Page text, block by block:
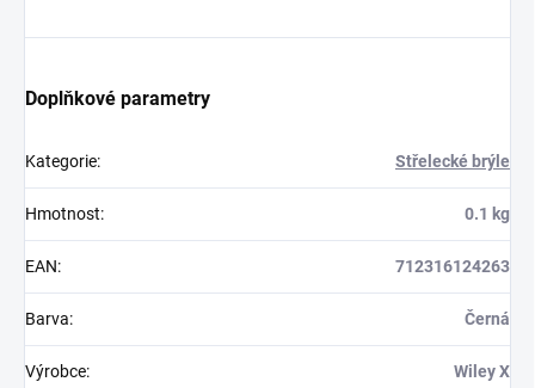
Doplňkové parametry
Kategorie: Střelecké brýle
Hmotnost: 0.1 kg
EAN: 712316124263
Barva: Černá
Výrobce: Wiley X